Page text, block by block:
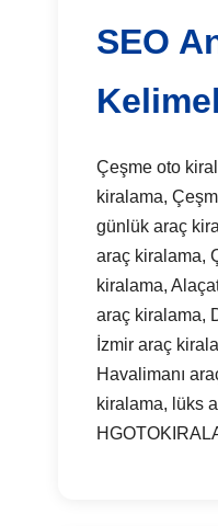
SEO
Çeşme oto
kiralama,
günlük araç
araç kiralama,
kiralama,
araç kiralama,
İzmir araç
Havalimanı
kiralama, lüks